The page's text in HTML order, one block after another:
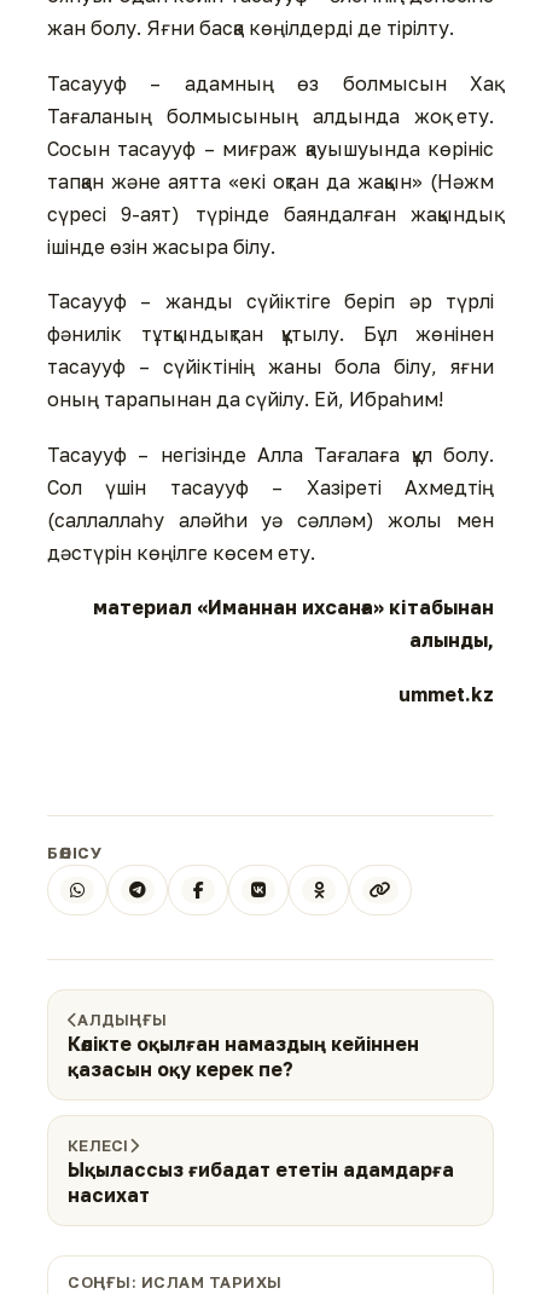
жан болу. Яғни басқа көңілдерді де тірілту.
Тасаууф – адамның өз болмысын Хақ
Тағаланың болмысының алдында жоқ ету.
Сосын тасаууф – миғраж қауышуында көрініс
тапқан және аятта «екі оқтан да жақын» (Нәжм
сүресі 9-аят) түрінде баяндалған жақындық
ішінде өзін жасыра білу.
Тасаууф – жанды сүйіктіге беріп әр түрлі
фәнилік тұтқындықтан құтылу. Бұл жөнінен
тасаууф – сүйіктінің жаны бола білу, яғни
оның тарапынан да сүйілу. Ей, Ибраһим!
Тасаууф – негізінде Алла Тағалаға құл болу.
Сол үшін тасаууф – Хазіреті Ахмедтің
(саллаллаһу аләйһи уә сәлләм) жолы мен
дәстүрін көңілге көсем ету.
материал «Иманнан ихсанға» кітабынан
алынды,
ummet.kz
БӨЛІСУ
АЛДЫҢҒЫ
Көлікте оқылған намаздың кейіннен
қазасын оқу керек пе?
КЕЛЕСІ
Ықылассыз ғибадат ететін адамдарға
насихат
СОҢҒЫ: ИСЛАМ ТАРИХЫ